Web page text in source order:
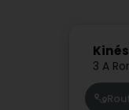
3 A